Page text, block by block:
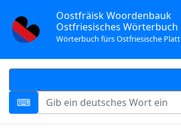
Oostfräisk Woordenbauk
Ostfriesisches Wörterbuch
Wörterbuch fürs Ostfriesische Platt